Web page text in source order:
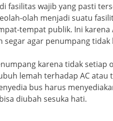
fasilitas wajib yang pasti
olah menjadi suatu
tempat publik. Ini karena
agar penumpang tidak
karena tidak setiap
lemah terhadap AC atau
bus harus
diubah sesuka hati.